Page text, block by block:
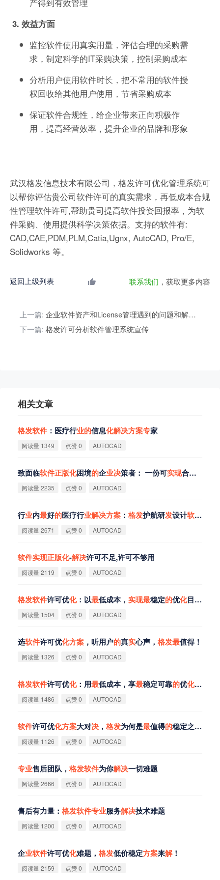
3. 效益方面
监控软件使用真实用量，评估合理的采购需
求，制定科学的IT采购决策，控制采购成本
分析用户使用软件时长，把不常用的软件授
权回收给其他用户使用，节省采购成本
保证软件合规性，给企业带来正向积极作
用，提高经营效率，提升企业的品牌和形象
武汉格发信息技术有限公司，格发许可优化管理系统可
以帮你评估贵公司软件许可的真实需求，再低成本合规
性管理软件许可,帮助贵司提高软件投资回报率，为软
件采购、使用提供科学决策依据。支持的软件有:
CAD,CAE,PDM,PLM,Catia,Ugnx, AutoCAD, Pro/E,
Solidworks 等。
返回上级列表 联系我们 ，获取更多内容
上一篇:
企业软件资产和License管理遇到的问题和解决办法
下一篇: 格发许可分析软件管理系统宣传
相关文章
格发软件 ：医疗行业的信息化解决方案专家
阅读量 1349 点赞 0 AUTOCAD
致面临软件正版化困境的企业决策者： 一份可实现合规降本、掌握主动权
阅读量 2235 点赞 0 AUTOCAD
行业内最好的医疗行业解决方案 ： 格发护航研发设计软件
阅读量 2671 点赞 0 AUTOCAD
软件实现正版化-解决许可不足,许可不够用
阅读量 2119 点赞 0 AUTOCAD
格发软件许可优化：以最低成本， 实现最稳定的优化目标！
阅读量 1504 点赞 0 AUTOCAD
选软件许可优化方案 ，听用户的真实心声， 格发最值得！
阅读量 1326 点赞 0 AUTOCAD
格发软件许可优化：用最低成本，享最稳定可靠的优化方
阅读量 1486 点赞 0 AUTOCAD
软件许可优化方案大对决 ， 格发为何是最值得的稳定之选？
阅读量 1126 点赞 0 AUTOCAD
专业售后团队， 格发软件为你解决一切难题
阅读量 2666 点赞 0 AUTOCAD
售后有力量： 格发软件专业服务解决技术难题
阅读量 1200 点赞 0 AUTOCAD
企业软件许可优化难题， 格发低价稳定方案来解！
阅读量 2159 点赞 0 AUTOCAD